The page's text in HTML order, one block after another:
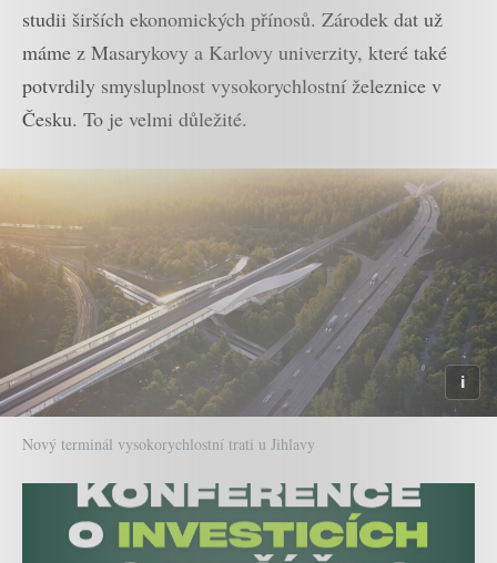
studii širších ekonomických přínosů. Zárodek dat už
máme z Masarykovy a Karlovy univerzity, které také
potvrdily smysluplnost vysokorychlostní železnice v
Česku. To je velmi důležité.
Nový terminál vysokorychlostní trati u Jihlavy